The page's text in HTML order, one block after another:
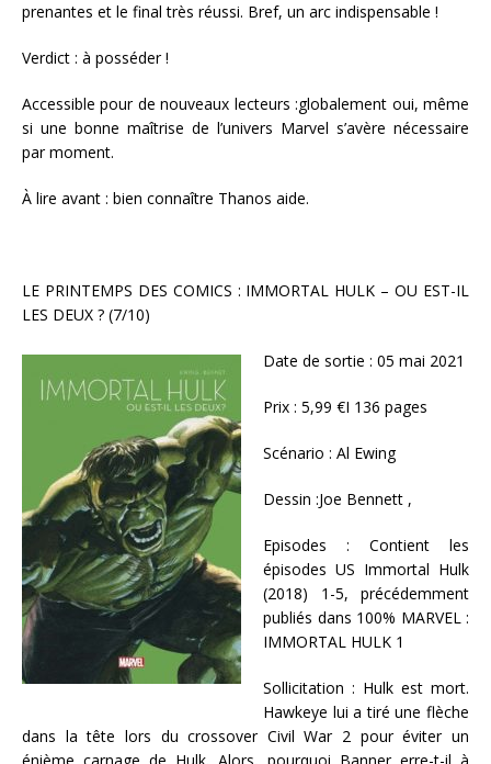
prenantes et le final très réussi. Bref, un arc indispensable !
Verdict : à posséder !
Accessible pour de nouveaux lecteurs :globalement oui, même
si une bonne maîtrise de l’univers Marvel s’avère nécessaire
par moment.
À lire avant : bien connaître Thanos aide.
LE PRINTEMPS DES COMICS : IMMORTAL HULK – OU EST-IL
LES DEUX ? (7/10)
Date de sortie : 05 mai 2021
Prix : 5,99 €I 136 pages
Scénario : Al Ewing
Dessin :Joe Bennett ,
Episodes : Contient les
épisodes US Immortal Hulk
(2018) 1-5, précédemment
publiés dans 100% MARVEL :
IMMORTAL HULK 1
Sollicitation : Hulk est mort.
Hawkeye lui a tiré une flèche
dans la tête lors du crossover Civil War 2 pour éviter un